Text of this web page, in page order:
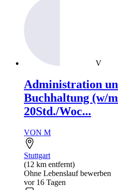
V
Administration
Buchhaltung (w/
20Std./Woc...
VON M
Stuttgart
(12 km entfernt)
Ohne Lebenslauf bewerben
vor 16 Tagen